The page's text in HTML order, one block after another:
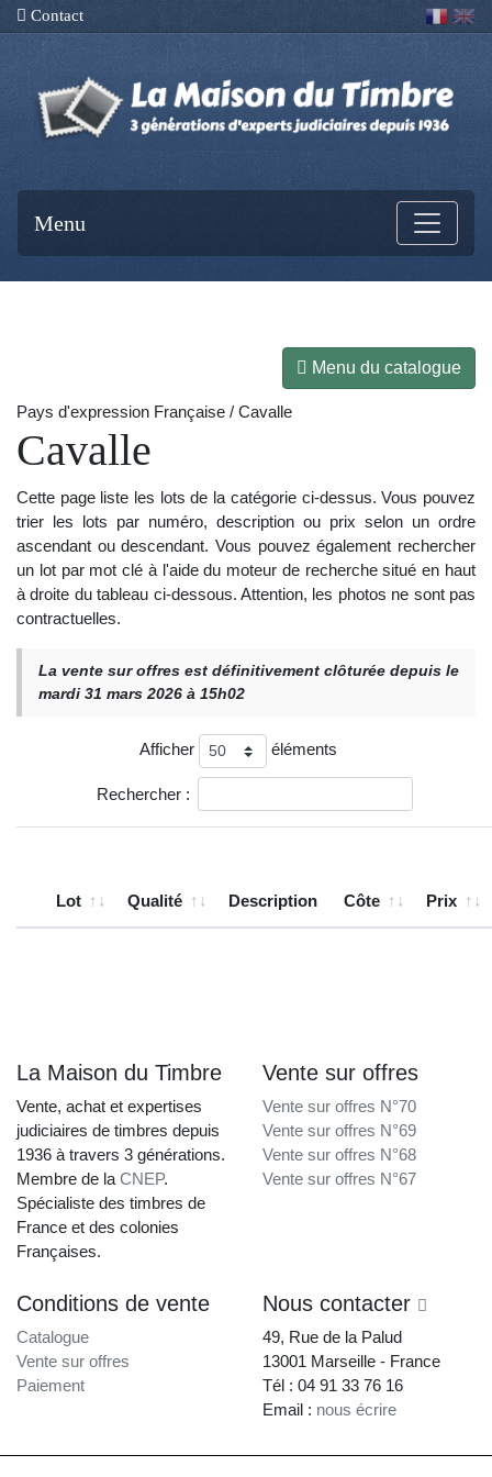
Contact
Menu
Menu du catalogue
Pays d'expression Française / Cavalle
Cavalle
Cette page liste les lots de la catégorie ci-dessus. Vous pouvez
trier les lots par numéro, description ou prix selon un ordre
ascendant ou descendant. Vous pouvez également rechercher
un lot par mot clé à l'aide du moteur de recherche situé en haut
à droite du tableau ci-dessous. Attention, les photos ne sont pas
contractuelles.
La vente sur offres est définitivement clôturée depuis le
mardi 31 mars 2026 à 15h02
Afficher éléments
Rechercher :
Lot Qualité Description Côte Prix
La Maison du Timbre
Vente, achat et expertises
judiciaires de timbres depuis
1936 à travers 3 générations.
Membre de la CNEP.
Spécialiste des timbres de
France et des colonies
Françaises.
Vente sur offres
Vente sur offres N°70
Vente sur offres N°69
Vente sur offres N°68
Vente sur offres N°67
Conditions de vente
Catalogue
Vente sur offres
Paiement
Nous contacter
49, Rue de la Palud
13001 Marseille - France
Tél : 04 91 33 76 16
Email : nous écrire